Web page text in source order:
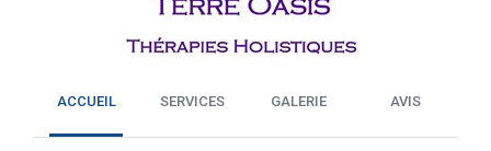
ACCUEIL SERVICES GALERIE AVIS